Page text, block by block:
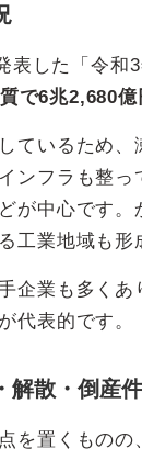
表した「令和
で6兆2,680億
ているため
ンフラも整
が中心です
工業地域も形
企業も多く
代表的です。
解散・倒産
を置くもの